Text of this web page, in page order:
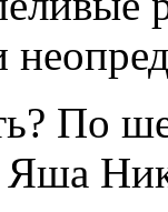
По
Яша